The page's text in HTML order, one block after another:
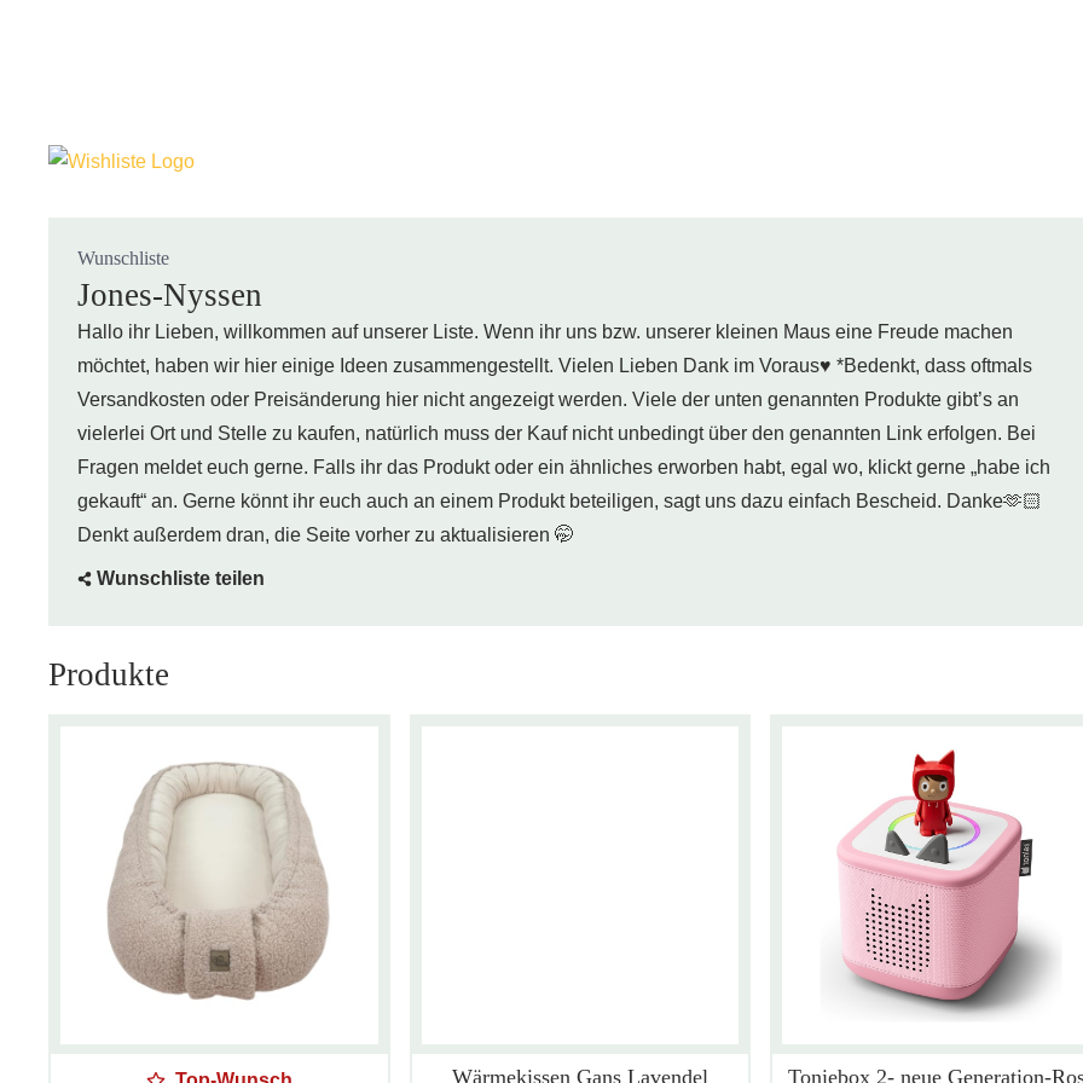
Wunschliste
Jones-Nyssen
Hallo ihr Lieben, willkommen auf unserer Liste. Wenn ihr uns bzw. unserer kleinen Maus eine Freude machen
möchtet, haben wir hier einige Ideen zusammengestellt. Vielen Lieben Dank im Voraus♥️ *Bedenkt, dass oftmals
Versandkosten oder Preisänderung hier nicht angezeigt werden. Viele der unten genannten Produkte gibt’s an
vielerlei Ort und Stelle zu kaufen, natürlich muss der Kauf nicht unbedingt über den genannten Link erfolgen. Bei
Fragen meldet euch gerne. Falls ihr das Produkt oder ein ähnliches erworben habt, egal wo, klickt gerne „habe ich
gekauft“ an. Gerne könnt ihr euch auch an einem Produkt beteiligen, sagt uns dazu einfach Bescheid. Danke🫶🏻
Denkt außerdem dran, die Seite vorher zu aktualisieren 🤭
Wunschliste teilen
Produkte
Wärmekissen Gans Lavendel Toniebox 2- neue Generation-